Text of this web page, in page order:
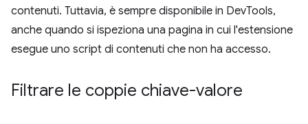
contenuti. Tuttavia, è sempre disponibile in DevTools,
anche quando si ispeziona una pagina in cui l'estensione
esegue uno script di contenuti che non ha accesso.
Filtrare le coppie chiave-valore